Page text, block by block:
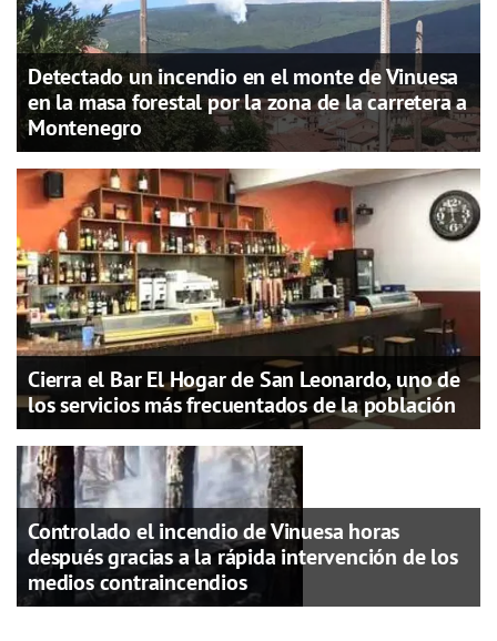
Detectado un incendio en el monte de Vinuesa
en la masa forestal por la zona de la carretera a
Montenegro
Cierra el Bar El Hogar de San Leonardo, uno de
los servicios más frecuentados de la población
Controlado el incendio de Vinuesa horas
después gracias a la rápida intervención de los
medios contraincendios